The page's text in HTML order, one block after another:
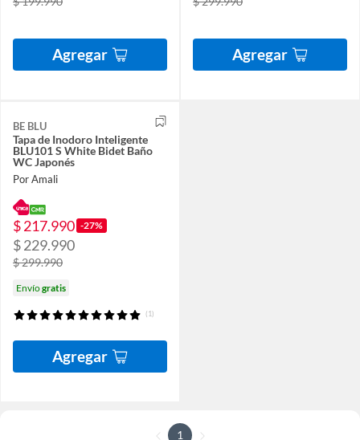
Agregar Agregar
BE BLU
Tapa de Inodoro Inteligente
BLU101 S White Bidet Baño
WC Japonés
Por Amali
$ 217.990 -27%
$ 229.990
$ 299.990
Envíogratis
(1)
Agregar
1